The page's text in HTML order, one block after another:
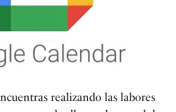
realizando las labores